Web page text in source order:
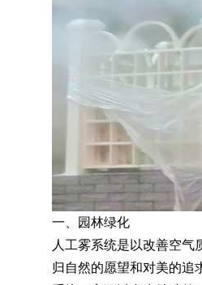
一、园林绿化
人工雾系统是以改善空气
归自然的愿望和对美的追